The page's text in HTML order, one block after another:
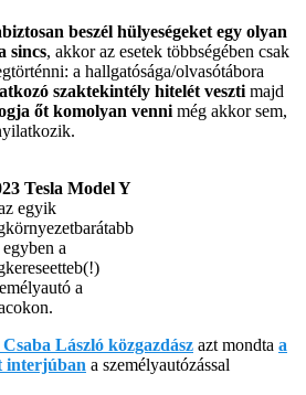
beszél hülyeségeket egy olyan
sincs, akkor az esetek többségében csak
a hallgatósága/olvasótábora
szaktekintély hitelét veszti majd
őt komolyan venni még akkor sem,
Tesla Model Y
egyik
egyben a
a
László közgazdász azt mondta a
interjúban a személyautózással